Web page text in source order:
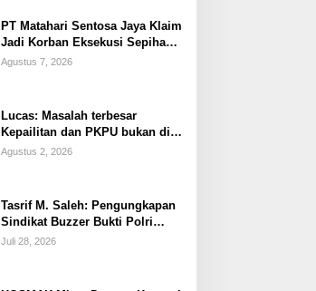
PT Matahari Sentosa Jaya Klaim
Jadi Korban Eksekusi Sepihak
oleh Oknum SPSI!
Agustus 7, 2026
Lucas: Masalah terbesar
Kepailitan dan PKPU bukan di
Undang-undang, tapi di Hukum
Agustus 2, 2026
Tasrif M. Saleh: Pengungkapan
Sindikat Buzzer Bukti Polri
Makin Adaptif Hadapi Kejahatan
Juli 28, 2026